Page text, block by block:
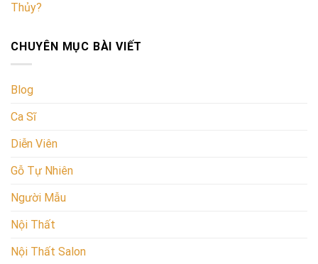
Thủy?
CHUYÊN MỤC BÀI VIẾT
Blog
Ca Sĩ
Diễn Viên
Gỗ Tự Nhiên
Người Mẫu
Nội Thất
Nội Thất Salon